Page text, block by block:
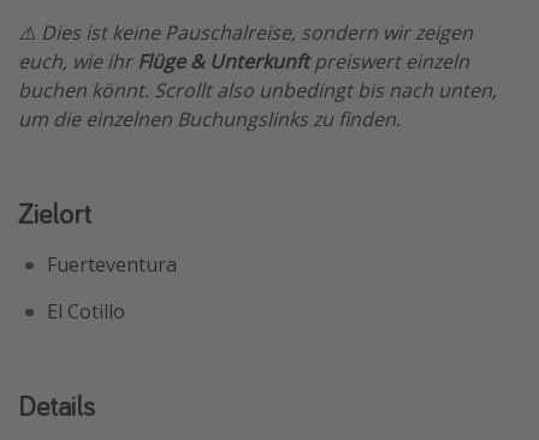
⚠️ Dies ist keine Pauschalreise, sondern wir zeigen
euch, wie ihrFlüge & Unterkunftpreiswert einzeln
buchen könnt. Scrollt also unbedingt bis nach unten,
um die einzelnen Buchungslinks zu finden.
Zielort
Fuerteventura
El Cotillo
Details